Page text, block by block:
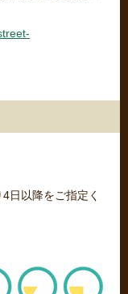
日以降をご指定く